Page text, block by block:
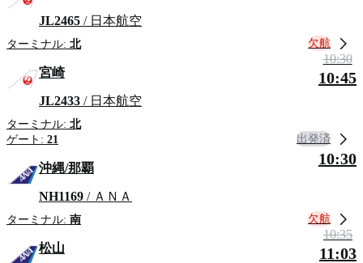
JL2465 / 日本航空
ターミナル: 北 欠航
宮崎
JL2433 / 日本航空
ターミナル: 北
ゲート: 21
10:30
10:45
出発済
沖縄/那覇
NH1169 / ＡＮＡ
ターミナル: 南
10:30
欠航
松山
10:35
11:03